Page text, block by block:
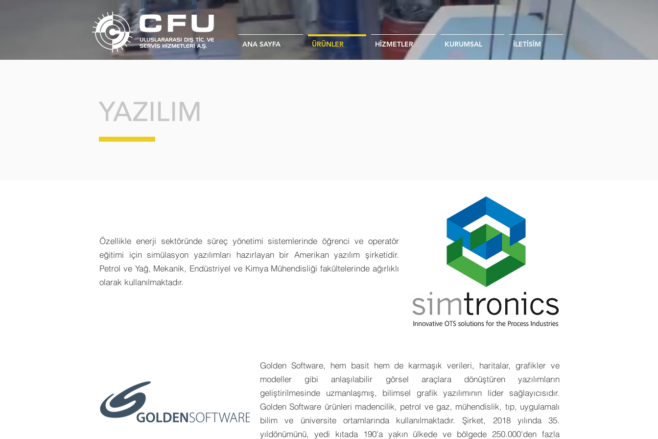
ANA SAYFA ÜRÜNLER HİZMETLER KURUMSAL İLETİSİM
YAZILIM
Özellikle enerji sektöründe süreç yönetimi sistemlerinde öğrenci ve operatör
eğitimi için simülasyon yazılımları hazırlayan bir Amerikan yazılım şirketidir.
Petrol ve Yağ, Mekanik, Endüstriyel ve Kimya Mühendisliği fakültelerinde ağırlıklı
olarak kullanılmaktadır.
Golden Software, hem basit hem de karmaşık verileri, haritalar, grafikler ve
modeller gibi anlaşılabilir görsel araçlara dönüştüren yazılımların
geliştirilmesinde uzmanlaşmış, bilimsel grafik yazılımının lider sağlayıcısıdır.
Golden Software ürünleri madencilik, petrol ve gaz, mühendislik, tıp, uygulamalı
bilim ve üniversite ortamlarında kullanılmaktadır. Şirket, 2018 yılında 35.
yıldönümünü, yedi kıtada 190'a yakın ülkede ve bölgede 250.000'den fazla